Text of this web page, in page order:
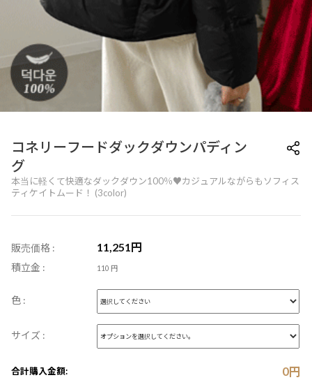
コネリーフードダックダウンパディン
グ
本当に軽くて快適なダックダウン100％♥カジュアルながらもソフィス
ティケイトムード！ (3color)
販売価格 : 11,251 円
積立金 : 110 円
色 :
サイズ :
合計購入金額: 0円